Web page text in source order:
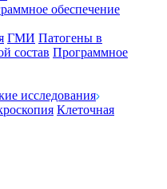
обеспечение
ГМИ Патогены в
состав Программное
исследования
Клеточная